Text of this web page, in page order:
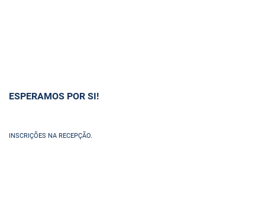
ESPERAMOS POR SI!
INSCRIÇÕES NA RECEPÇÃO.